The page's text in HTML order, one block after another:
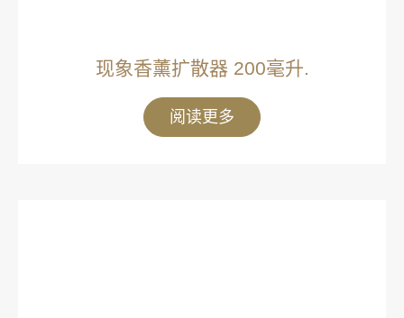
现象香薰扩散器 200毫升.
阅读更多